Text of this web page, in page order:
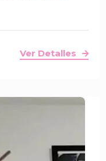
Ver Detalles